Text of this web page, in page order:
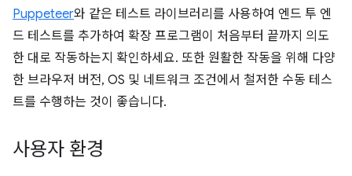
Puppeteer와 같은 테스트 라이브러리를 사용하여 엔드 투 엔
드 테스트를 추가하여 확장 프로그램이 처음부터 끝까지 의도
한 대로 작동하는지 확인하세요. 또한 원활한 작동을 위해 다양
한 브라우저 버전, OS 및 네트워크 조건에서 철저한 수동 테스
트를 수행하는 것이 좋습니다.
사용자 환경